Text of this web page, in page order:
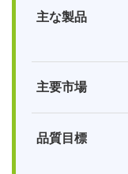
主な製品
主要市場
品質目標